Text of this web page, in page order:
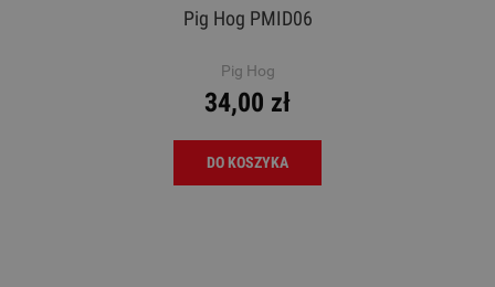
Pig Hog PMID06
Pig Hog
34,00 zł
DO KOSZYKA